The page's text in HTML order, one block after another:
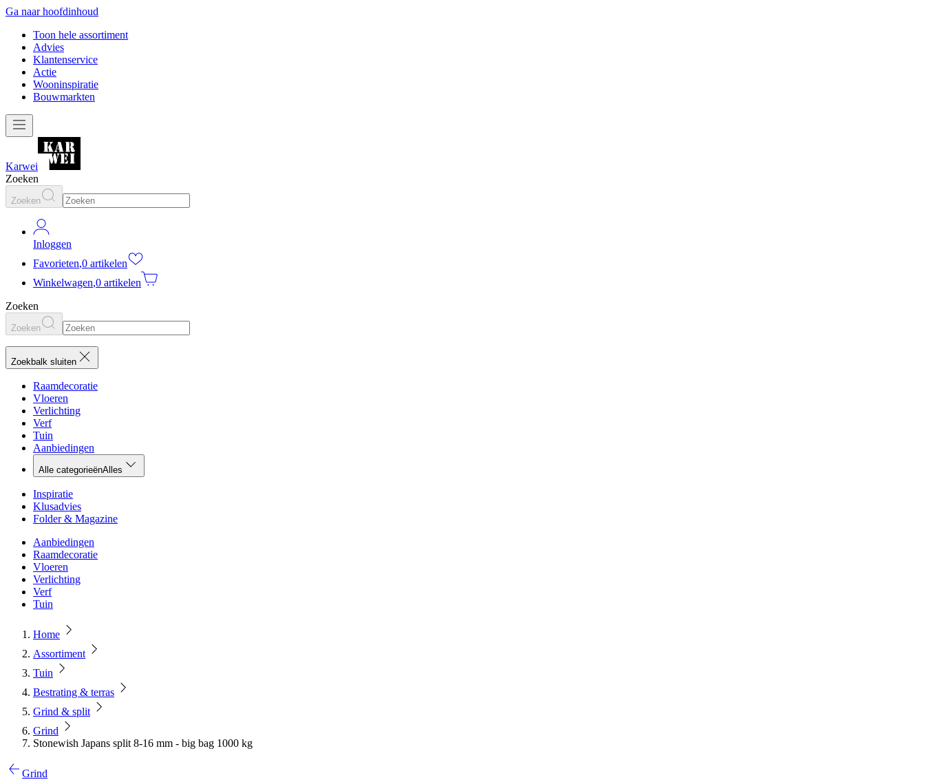
Ga naar hoofdinhoud
Toon hele assortiment
Advies
Klantenservice
Actie
Wooninspiratie
Bouwmarkten
Karwei
Zoeken
Zoeken
Inloggen
Favorieten,0 artikelen
Winkelwagen,0 artikelen
Zoeken
Zoeken
Zoekbalk sluiten
Raamdecoratie
Vloeren
Verlichting
Verf
Tuin
Aanbiedingen
Alle categorieënAlles
Inspiratie
Klusadvies
Folder & Magazine
Aanbiedingen
Raamdecoratie
Vloeren
Verlichting
Verf
Tuin
Home
Assortiment
Tuin
Bestrating & terras
Grind & split
Grind
Stonewish Japans split 8-16 mm - big bag 1000 kg
Grind